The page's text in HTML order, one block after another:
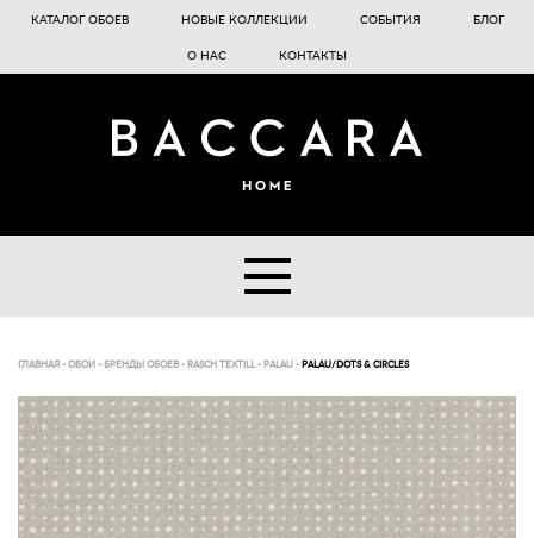
КАТАЛОГ ОБОЕВ НОВЫЕ КОЛЛЕКЦИИ СОБЫТИЯ БЛОГ
О НАС КОНТАКТЫ
ГЛАВНАЯ - ОБОИ - БРЕНДЫ ОБОЕВ - RASCH TEXTILL- PALAU - PALAU/DOTS & CIRCLES